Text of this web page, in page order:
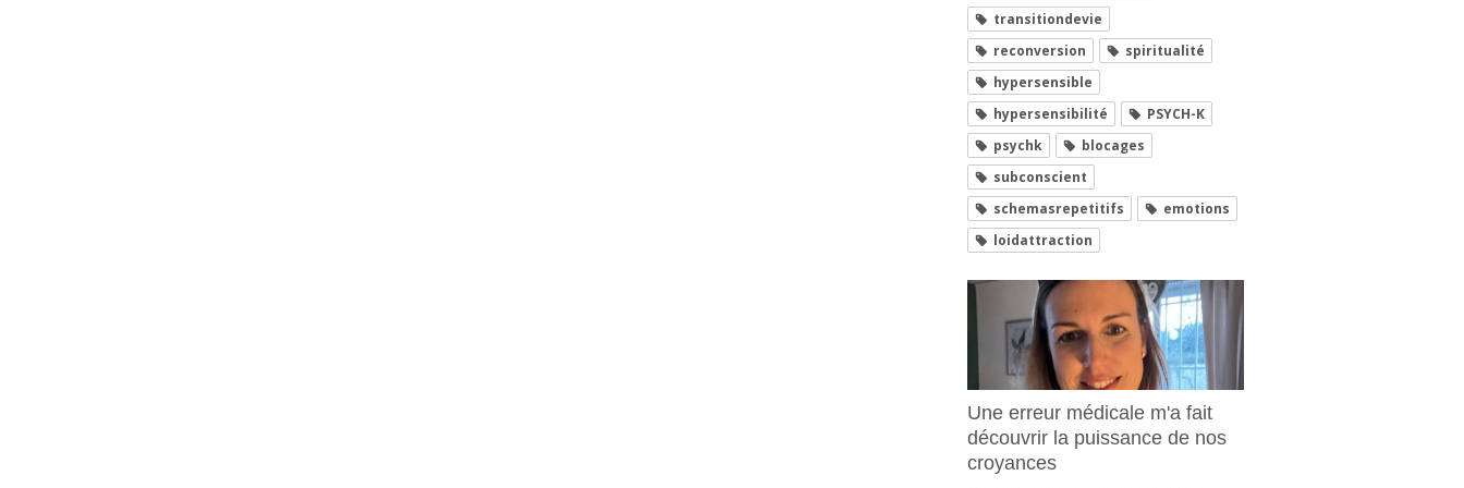
transitiondevie
reconversion
spiritualité
hypersensible
hypersensibilité
PSYCH-K
psychk
blocages
subconscient
schemasrepetitifs
emotions
loidattraction
Une erreur médicale m'a fait
découvrir la puissance de nos
croyances